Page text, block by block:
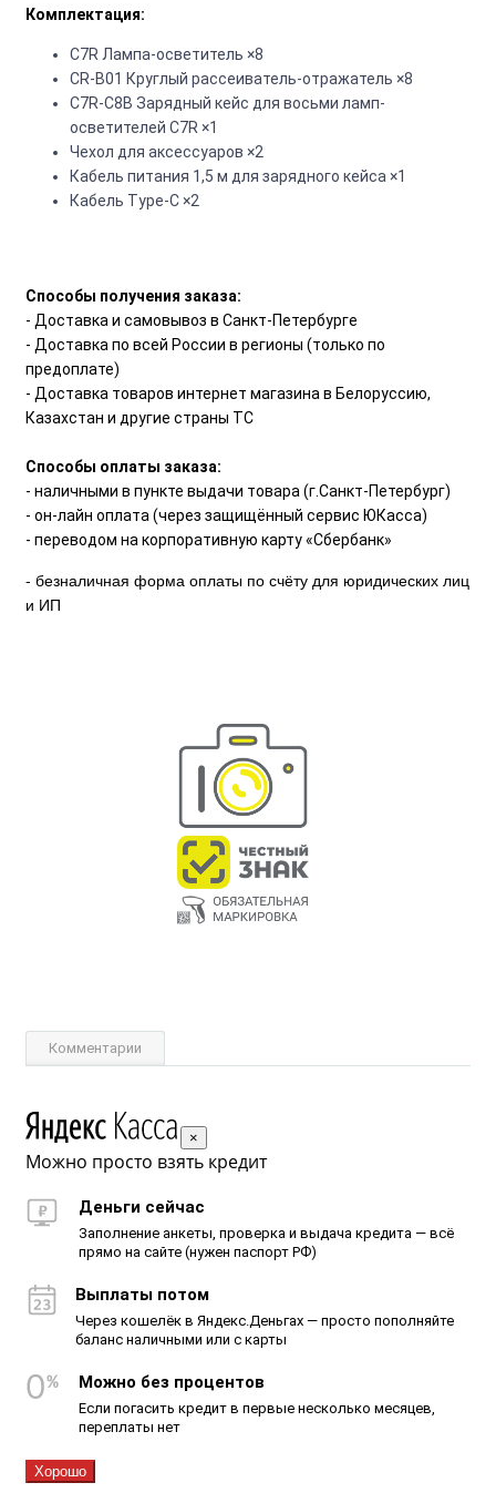
Комплектация:
C7R Лампа-осветитель ×8
CR-B01 Круглый рассеиватель-отражатель ×8
C7R-C8B Зарядный кейс для восьми ламп-
осветителей C7R ×1
Чехол для аксессуаров ×2
Кабель питания 1,5 м для зарядного кейса ×1
Кабель Type-C ×2
Способы получения заказа:
- Доставка и самовывоз в Санкт-Петербурге
- Доставка по всей России в регионы (только по
предоплате)
- Доставка товаров интернет магазина в Белоруссию,
Казахстан и другие страны ТС
Способы оплаты заказа:
- наличными в пункте выдачи товара (г.Санкт-Петербург)
- он-лайн оплата (через защищённый сервис ЮКасса)
- переводом на корпоративную карту «Сбербанк»
- безналичная форма оплаты по счёту для юридических лиц
и ИП
Комментарии
×
Можно просто взять кредит
Деньги сейчас
Заполнение анкеты, проверка и выдача кредита — всё
прямо на сайте (нужен паспорт РФ)
Выплаты потом
Через кошелёк в Яндекс.Деньгах — просто пополняйте
баланс наличными или с карты
Можно без процентов
Если погасить кредит в первые несколько месяцев,
переплаты нет
Хорошо